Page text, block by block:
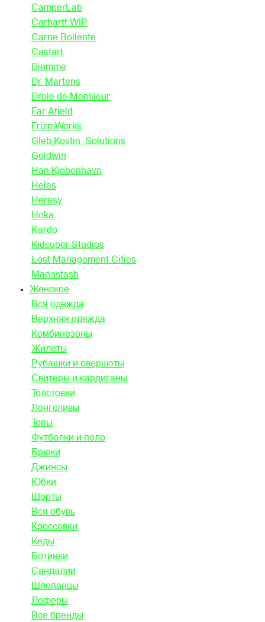
CamperLab
Carhartt WIP
Carne Bollente
Castart
Diemme
Dr. Martens
Drole de Monsieur
Far Afield
FrizmWorks
Gleb Kostin .Solutions
Goldwin
Han Kjobenhavn
Helas
Heresy
Hoka
Kardo
Kidsuper Studios
Lost Management Cities
Manastash
Женское
Вся одежда
Верхняя одежда
Комбинезоны
Жилеты
Рубашки и овершоты
Свитеры и кардиганы
Толстовки
Лонгсливы
Топы
Футболки и поло
Брюки
Джинсы
Юбки
Шорты
Вся обувь
Кроссовки
Кеды
Ботинки
Сандалии
Шлепанцы
Лоферы
Все бренды